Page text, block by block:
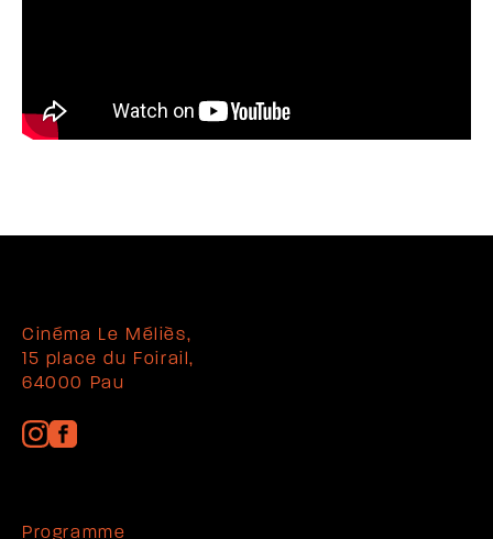
Cinéma Le Méliès,
15 place du Foirail,
64000 Pau
Programme